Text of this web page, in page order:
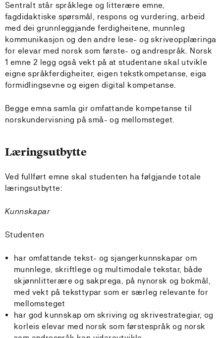
Sentralt står språklege og litterære emne,
fagdidaktiske spørsmål, respons og vurdering, arbeid
med dei grunnleggjande ferdigheitene, munnleg
kommunikasjon og den andre lese- og skriveopplæringa
for elevar med norsk som første- og andrespråk. Norsk
1 emne 2 legg også vekt på at studentane skal utvikle
eigne språkferdigheiter, eigen tekstkompetanse, eiga
formidlingsevne og eigen digital kompetanse.
Begge emna samla gir omfattande kompetanse til
norskundervisning på små- og mellomsteget.
Læringsutbytte
Ved fullført emne skal studenten ha følgjande totale
læringsutbytte:
Kunnskapar
Studenten
har omfattande tekst- og sjangerkunnskapar om
munnlege, skriftlege og multimodale tekstar, både
skjønnlitterære og sakprega, på nynorsk og bokmål,
med vekt på teksttypar som er særleg relevante for
mellomsteget
har god kunnskap om skriving og skrivestrategiar, og
korleis elevar med norsk som førstespråk og norsk